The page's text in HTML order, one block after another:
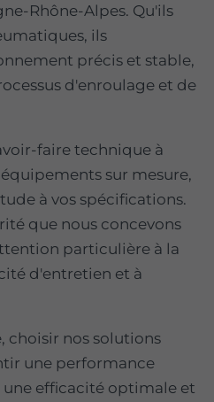
Rhône-Alpes. Qu'ils
ils
précis et stable,
d'enroulage et de
faire technique à
sur mesure,
à vos spécifications.
que nous concevons
particulière à la
d'entretien et à
choisir nos solutions
une performance
efficacité optimale et